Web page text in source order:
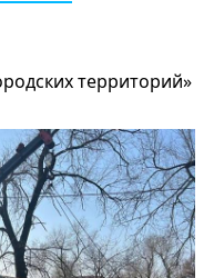
территорий»